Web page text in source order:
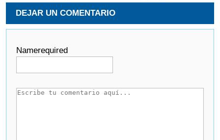
DEJAR UN COMENTARIO
Namerequired